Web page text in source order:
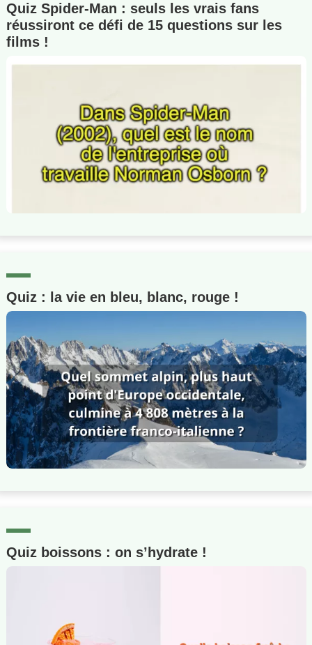
Quiz Spider-Man : seuls les vrais fans
réussiront ce défi de 15 questions sur les
films !
Quiz : la vie en bleu, blanc, rouge !
Quiz boissons : on s’hydrate !